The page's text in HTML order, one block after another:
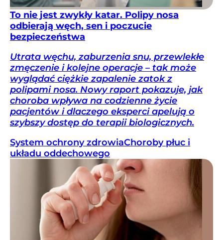
To nie jest zwykły katar. Polipy nosa
odbierają węch, sen i poczucie
bezpieczeństwa
Utrata węchu, zaburzenia snu, przewlekłe
zmęczenie i kolejne operacje – tak może
wyglądać ciężkie zapalenie zatok z
polipami nosa. Nowy raport pokazuje, jak
choroba wpływa na codzienne życie
pacjentów i dlaczego eksperci apelują o
szybszy dostęp do terapii biologicznych.
System ochrony zdrowiaChoroby płuc i
układu oddechowego